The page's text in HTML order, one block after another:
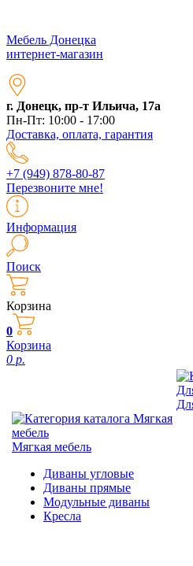
Мебель Донецка
интернет-магазин
г. Донецк, пр-т Ильича, 17а
Пн-Пт: 10:00 - 17:00
Доставка, оплата, гарантия
+7 (949) 878-80-87
Перезвоните мне!
Информация
Поиск
Корзина
0
Корзина
0 р.
Мягкая мебель
Диваны угловые
Диваны прямые
Модульные диваны
Кресла